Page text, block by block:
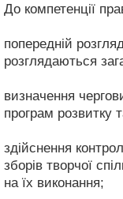
До компетенції
попередній
розглядаються
визначення
програм розвитку
здійснення
зборів творчої
на їх виконання;